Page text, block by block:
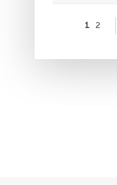
Paginación
Página
1 Página
2